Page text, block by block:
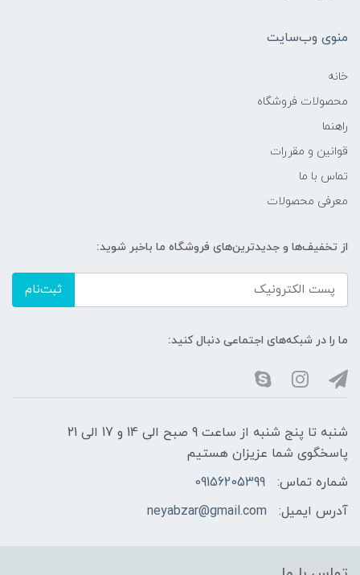
منوی وب‌سایت
خانه
محصولات فروشگاه
راهنما
قوانین و مقررات
تماس با ما
معرفی محصولات
از تخفیف‌ها و جدیدترین‌های فروشگاه ما باخبر شوید:
ثبت‌نام
ما را در شبکه‌های اجتماعی دنبال کنید:
شنبه تا پنج شنبه از ساعت 9 صبح الی 14 و 17 الی 21
پاسخگوی شما عزیزان هستیم
شماره تماس:
09156205399
آدرس ایمیل:
neyabzar@gmail.com